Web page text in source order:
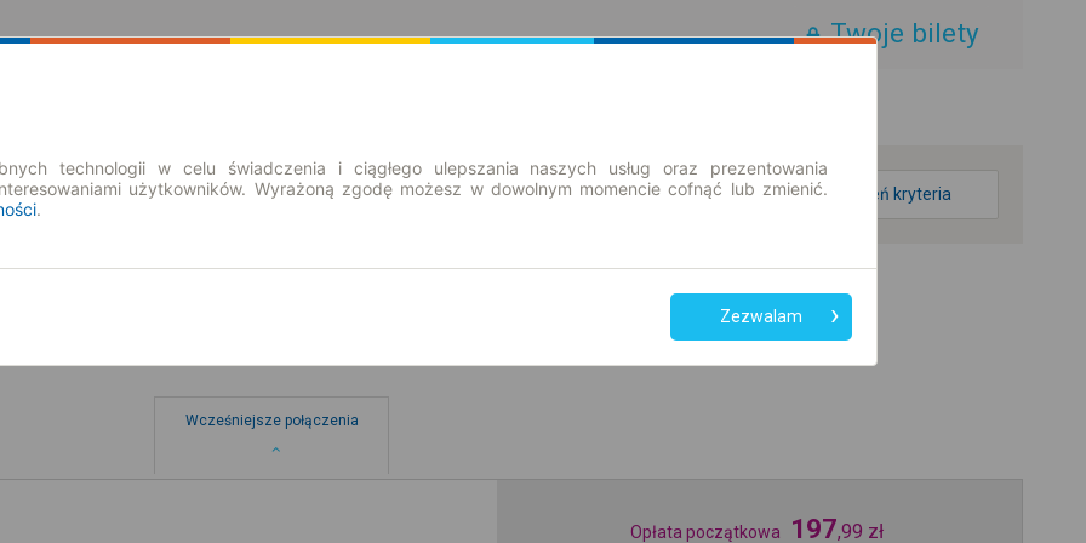
Twoje bilety
zmień kryteria
Wcześniejsze połączenia
Opłata początkowa 197,99 zł
technologii w celu świadczenia i ciągłego ulepszania naszych usług oraz prezentowania
użytkowników. Wyrażoną zgodę możesz w dowolnym momencie cofnąć lub zmienić.
.
Zezwalam